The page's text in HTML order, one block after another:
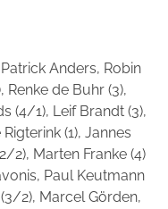
Anders, Robin
de Buhr (3),
(4/1), Leif Brandt (3),
(1), Jannes
2), Marten Franke (4)
Paul Keutmann
2), Marcel Görden,